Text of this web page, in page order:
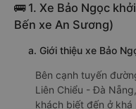
🚌 1. Xe Bảo Ngọc
Bến xe An Sương)
a. Giới thiệu xe Bảo
Bên cạnh tuyến
Liên Chiểu - Đà
khách biết đến ở